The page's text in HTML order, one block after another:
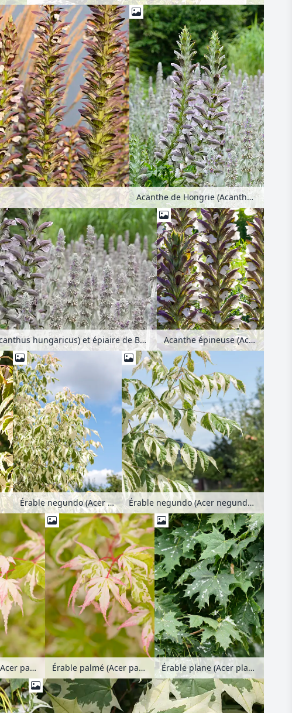
Acanthe de Hongrie (Acanthus hungaricus) et épiaire de Byzance (Stachys byzantina)
Acanthe de Hongrie (Acanthus hungaricus) et épiaire de Byzance (Stachys byzantina) Acanthe épineuse (Acanthus spinosus)
Érable negundo (Acer negundo 'Flamingo') Érable negundo (Acer negundo 'Flamingo')
Érable palmé (Acer palmatum 'Honoo') Érable palmé (Acer palmatum 'Honoo') Érable plane (Acer platanoides) avec du mildiou